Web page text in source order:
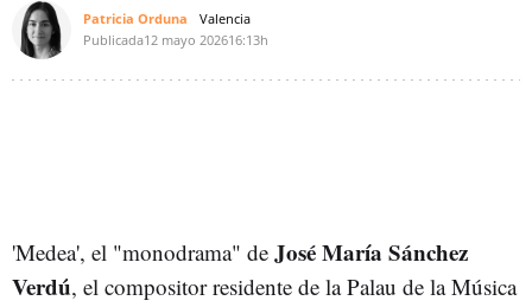
Patricia Orduna
Valencia
Publicada12 mayo 202616:13h
'Medea', el "monodrama" de José María Sánchez
Verdú, el compositor residente de la Palau de la Música